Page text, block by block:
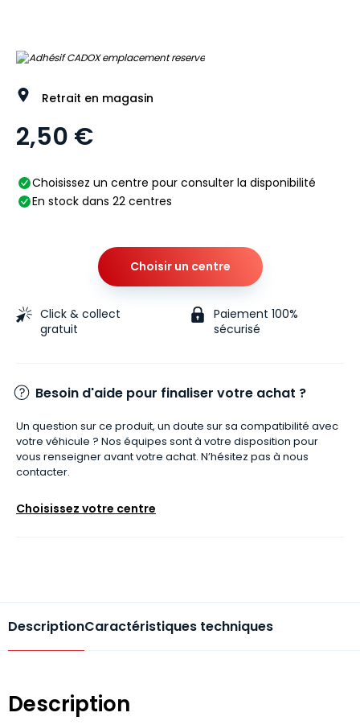
Retrait en magasin
2,50 €
Choisissez un centre pour consulter la disponibilité
En stock dans 22 centres
Choisir un centre
Click & collect
gratuit
Paiement 100%
sécurisé
Besoin d'aide pour finaliser votre achat ?
Un question sur ce produit, un doute sur sa compatibilité avec
votre véhicule ? Nos équipes sont à votre disposition pour
vous renseigner avant votre achat. N’hésitez pas à nous
contacter.
Choisissez votre centre
DescriptionCaractéristiques techniques
Description